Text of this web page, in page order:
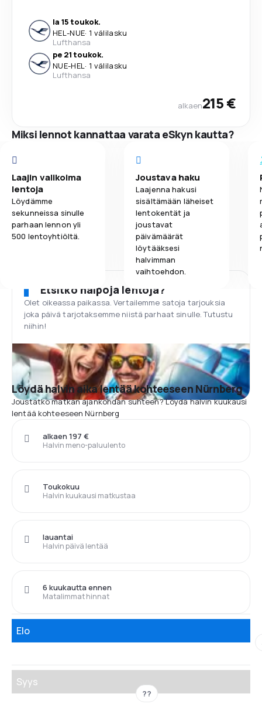
la 15 toukok.
HEL-NUE· 1 välilasku
Lufthansa
pe 21 toukok.
NUE-HEL· 1 välilasku
Lufthansa
alkaen215 €
Miksi lennot kannattaa varata eSkyn kautta?
Laajin valikoima
lentoja
Löydämme
sekunneissa sinulle
parhaan lennon yli
500 lentoyhtiöltä.
Joustava haku
Laajenna hakusi
sisältämään läheiset
lentokentät ja
joustavat
päivämäärät
löytääksesi
halvimman
vaihtoehdon.
Etsitkö halpoja lentoja?
Olet oikeassa paikassa. Vertailemme satoja tarjouksia
joka päivä tarjotaksemme niistä parhaat sinulle. Tutustu
niihin!
Löydä halvin aika lentää kohteeseen Nürnberg
Joustatko matkan ajankohdan suhteen? Löydä halvin kuukausi
lentää kohteeseen Nürnberg
Halvin meno-paluulento
alkaen 197 €
Halvin kuukausi matkustaa
Toukokuu
Halvin päivä lentää
lauantai
Matalimmat hinnat
6 kuukautta ennen
Elo
Syys
??